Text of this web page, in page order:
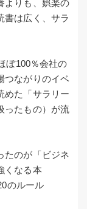
よりも、娯楽の
書は広く、サラ
ぼ100％会社の
つながりのイベ
めた「サラリー
ったもの）が流
たのが「ビジネ
くなる本
のルール